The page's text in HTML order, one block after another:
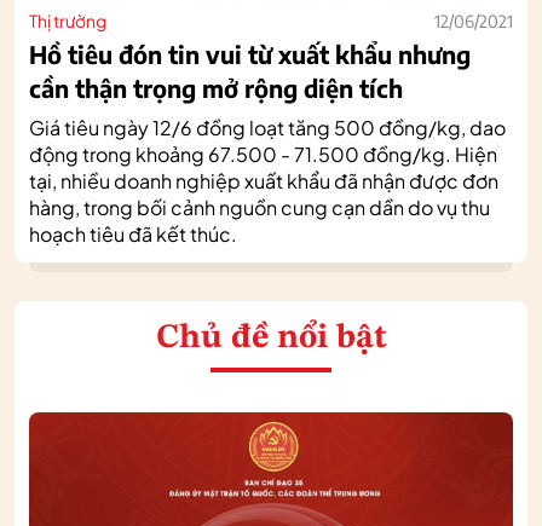
Thị trường 12/06/2021
Hồ tiêu đón tin vui từ xuất khẩu nhưng
cần thận trọng mở rộng diện tích
Giá tiêu ngày 12/6 đồng loạt tăng 500 đồng/kg, dao
động trong khoảng 67.500 - 71.500 đồng/kg. Hiện
tại, nhiều doanh nghiệp xuất khẩu đã nhận được đơn
hàng, trong bối cảnh nguồn cung cạn dần do vụ thu
hoạch tiêu đã kết thúc.
Chủ đề nổi bật